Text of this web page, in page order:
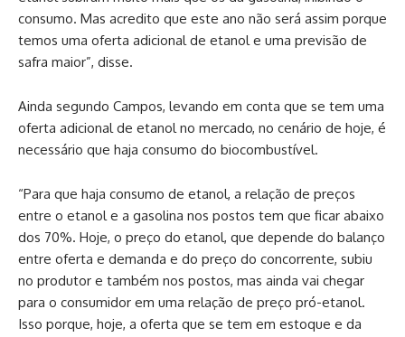
consumo. Mas acredito que este ano não será assim porque
temos uma oferta adicional de etanol e uma previsão de
safra maior”, disse.
Ainda segundo Campos, levando em conta que se tem uma
oferta adicional de etanol no mercado, no cenário de hoje, é
necessário que haja consumo do biocombustível.
“Para que haja consumo de etanol, a relação de preços
entre o etanol e a gasolina nos postos tem que ficar abaixo
dos 70%. Hoje, o preço do etanol, que depende do balanço
entre oferta e demanda e do preço do concorrente, subiu
no produtor e também nos postos, mas ainda vai chegar
para o consumidor em uma relação de preço pró-etanol.
Isso porque, hoje, a oferta que se tem em estoque e da